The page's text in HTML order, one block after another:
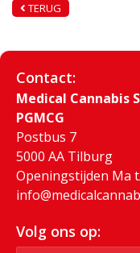
TERUG
Contact:
Medical Cannabis
PGMCG
Postbus 7
5000 AA Tilburg
Openingstijden Ma
Volg ons op: